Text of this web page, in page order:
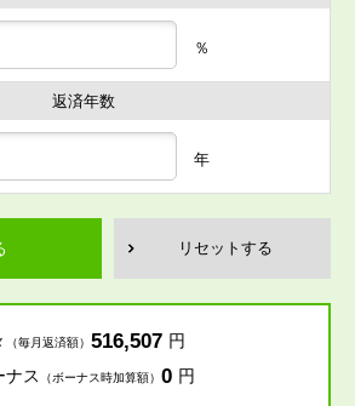
％
返済年数
年
リセットする
（毎月返済額） 516,507 円
ナス
（ボーナス時加算額） 0 円